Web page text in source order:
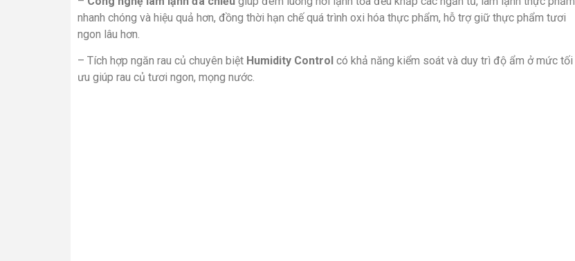
nhanh chóng và hiệu quả hơn, đồng thời hạn chế quá trình oxi hóa thực phẩm, hỗ trợ giữ thực phẩm tươi
ngon lâu hơn.
– Tích hợp ngăn rau củ chuyên biệt Humidity Control có khả năng kiểm soát và duy trì độ ẩm ở mức tối
ưu giúp rau củ tươi ngon, mọng nước.